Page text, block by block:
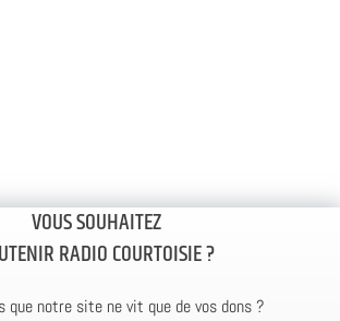
VOUS SOUHAITEZ
RADIO COURTOISIE ?
que notre site ne vit que de vos dons ?